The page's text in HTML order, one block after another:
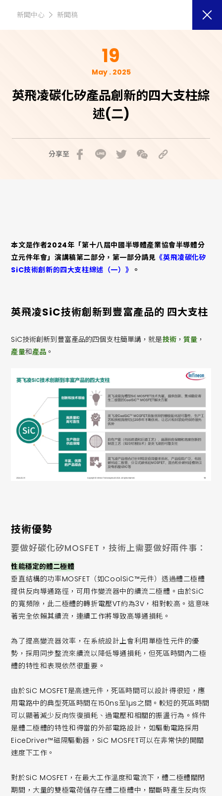
新聞中心 新聞稿
19
May . 2025
英飛凌碳化矽產品創新的四大支柱綜
述(二)
分享至
本文是作者2024年「第十八屆中國半導體產業協會半導體分
立元件年會」演講稿第二部分，第一部分請見 《英飛凌碳化矽
SiC技術創新的四大支柱綜述（一）》 。
英飛凌SiC技術創新到豐富產品的 四大支柱
SiC技術創新到豐富產品的四個支柱簡單講，就是技術，質量 ，
產量和產品 。
技術優勢
要做好碳化矽MOSFET，技術上需要做好兩件事：
性能穩定的體二極體
垂直結構的功率MOSFET（如CoolSiC™元件）透過體二極體
提供反向導通路徑，可用作變流器中的續流二極體。由於SiC
的寬頻隙，此二極體的轉折電壓VT約為3V，相對較高。這意味
著完全依賴其續流，連續工作將導致高導通損耗。
為了提高變流器效率，在系統設計上會利用單極性元件的優
勢，採用同步整流來續流以降低導通損耗，但死區時間內二極
體的特性和表現依然很重要。
由於SiC MOSFET是高速元件，死區時間可以設計得很短，應
用電路中的典型死區時間在150ns至1µs之間。較短的死區時間
可以顯著減少反向恢復損耗、過電壓和相關的振盪行為。條件
是體二極體的特性和得當的外部電路設計，如驅動電路採用
EiceDriver™磁隔驅動器，SiC MOSFET可以在非常快的開關
速度下工作。
對於SiC MOSFET，在最大工作溫度和電流下，體二極體關閉
期間，大量的雙極電荷儲存在體二極體中，關斷時產生反向恢